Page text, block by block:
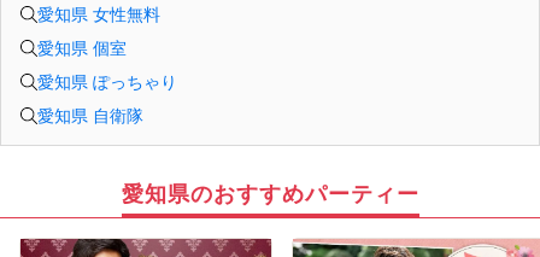
愛知県 女性無料
愛知県 個室
愛知県 ぽっちゃり
愛知県 自衛隊
愛知県のおすすめパーティー